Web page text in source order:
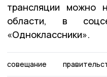
трансляции можно
области, в
«Одноклассники».
совещание